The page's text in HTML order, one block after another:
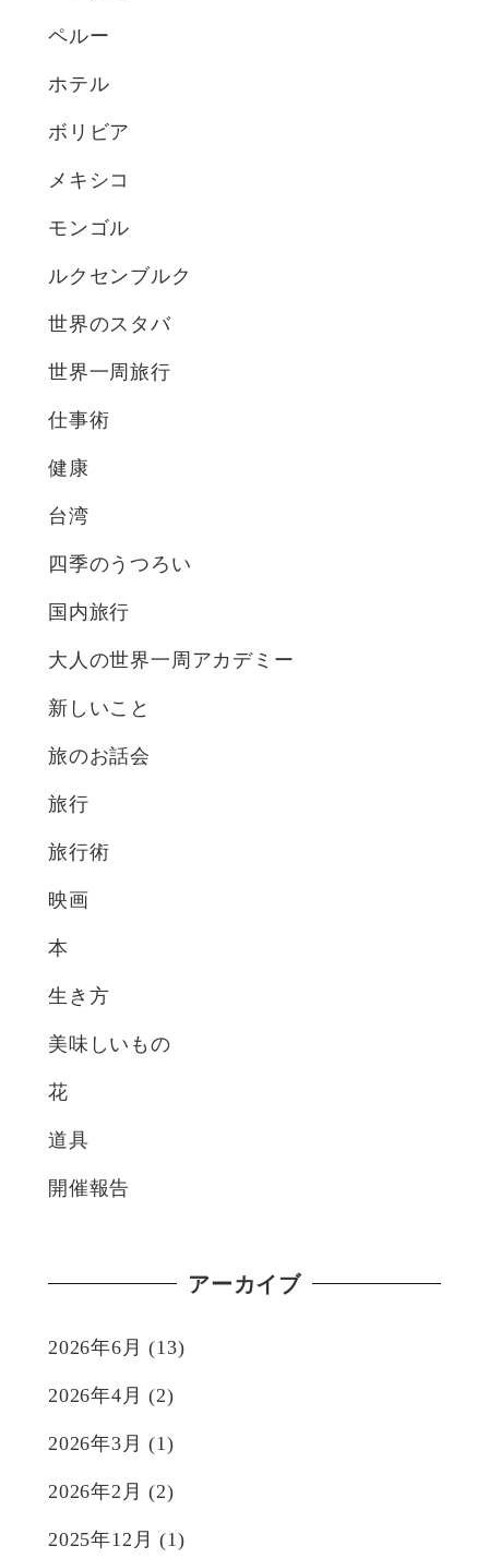
ペルー
ホテル
ボリビア
メキシコ
モンゴル
ルクセンブルク
世界のスタバ
世界一周旅行
仕事術
健康
台湾
四季のうつろい
国内旅行
大人の世界一周アカデミー
新しいこと
旅のお話会
旅行
旅行術
映画
本
生き方
美味しいもの
花
道具
開催報告
アーカイブ
2026年6月 (13)
2026年4月 (2)
2026年3月 (1)
2026年2月 (2)
2025年12月 (1)